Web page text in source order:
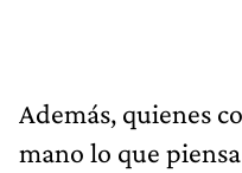
Además, quienes
mano lo que